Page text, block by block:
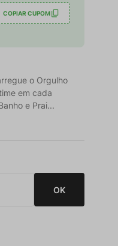
COPIAR CUPOM
o Orgulho
em cada
e Prai...